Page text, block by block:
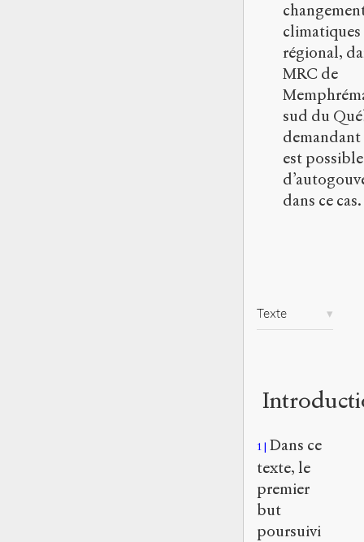
climatiques
régional,
MRC de
sud du
est
dans ce cas.
Texte
1 Dans ce
texte, le
premier
but
poursuivi